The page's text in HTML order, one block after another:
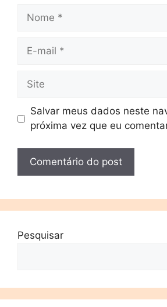
Salvar meus dados neste
próxima vez que eu
Pesquisar